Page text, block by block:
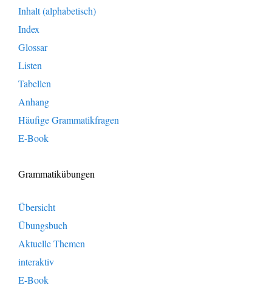
Inhalt (alphabetisch)
Index
Glossar
Listen
Tabellen
Anhang
Häufige Grammatikfragen
E-Book
Grammatikübungen
Übersicht
Übungsbuch
Aktuelle Themen
interaktiv
E-Book